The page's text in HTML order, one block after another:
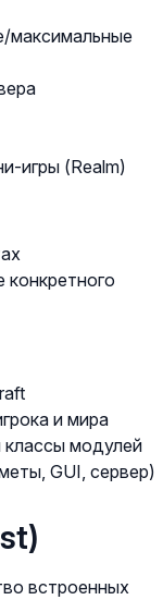
максимальные
игры (Realm)
и мира
модулей
GUI, сервер)
встроенных